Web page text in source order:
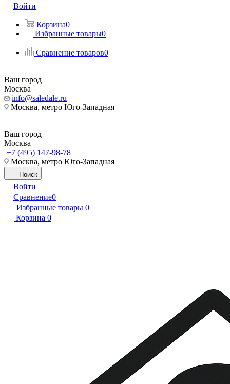
Войти
Корзина0
Избранные товары0
Сравнение товаров0
Ваш город
Москва
info@saledale.ru
Москва, метро Юго-Западная
Ваш город
Москва
+7 (495) 147-98-78
Москва, метро Юго-Западная
Поиск
Войти
Сравнение0
Избранные товары 0
Корзина 0